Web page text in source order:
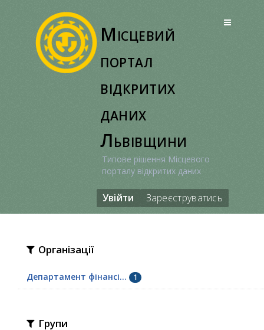
Місцевий
портал
відкритих
даних
Львівщини
Типове рішення Місцевого
порталу відкритих даних
Увійти Зареєструватись
Організації
Департамент фінансі... 1
Групи